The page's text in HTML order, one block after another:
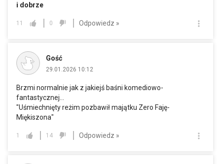
i dobrze
11 0 Odpowiedz »
Gość
29.01.2026 10:12
Brzmi normalnie jak z jakiejś baśni komediowo-
fantastycznej...
"Uśmiechnięty reżim pozbawił majątku Zero Faję-
Miękiszona"
1 14 Odpowiedz »